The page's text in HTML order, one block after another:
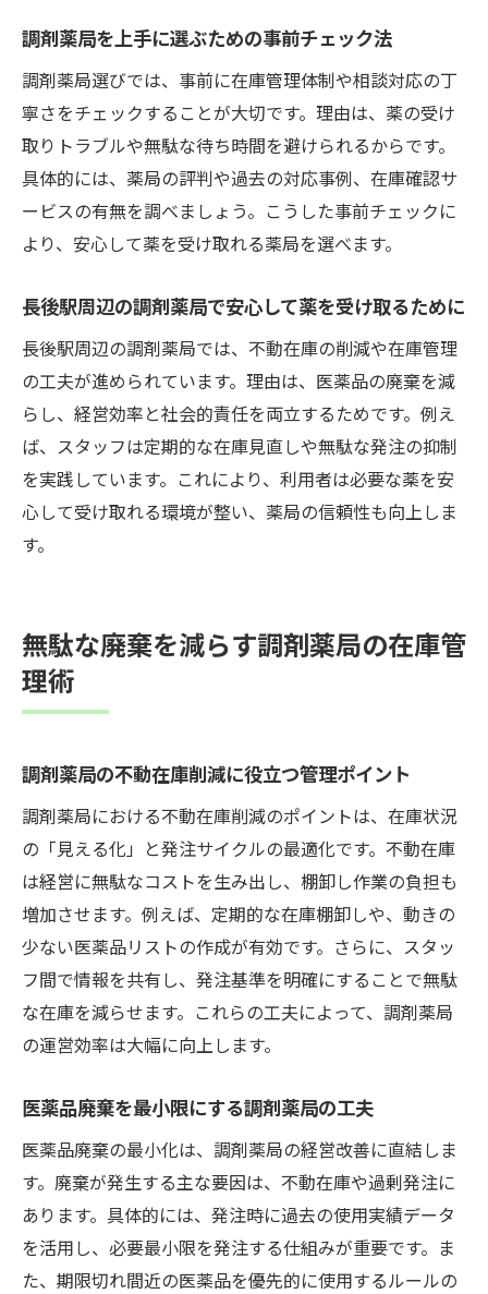
調剤薬局を上手に選ぶための事前チェック法
調剤薬局選びでは、事前に在庫管理体制や相談対応の丁
寧さをチェックすることが大切です。理由は、薬の受け
取りトラブルや無駄な待ち時間を避けられるからです。
具体的には、薬局の評判や過去の対応事例、在庫確認サ
ービスの有無を調べましょう。こうした事前チェックに
より、安心して薬を受け取れる薬局を選べます。
長後駅周辺の調剤薬局で安心して薬を受け取るために
長後駅周辺の調剤薬局では、不動在庫の削減や在庫管理
の工夫が進められています。理由は、医薬品の廃棄を減
らし、経営効率と社会的責任を両立するためです。例え
ば、スタッフは定期的な在庫見直しや無駄な発注の抑制
を実践しています。これにより、利用者は必要な薬を安
心して受け取れる環境が整い、薬局の信頼性も向上しま
す。
無駄な廃棄を減らす調剤薬局の在庫管
理術
調剤薬局の不動在庫削減に役立つ管理ポイント
調剤薬局における不動在庫削減のポイントは、在庫状況
の「見える化」と発注サイクルの最適化です。不動在庫
は経営に無駄なコストを生み出し、棚卸し作業の負担も
増加させます。例えば、定期的な在庫棚卸しや、動きの
少ない医薬品リストの作成が有効です。さらに、スタッ
フ間で情報を共有し、発注基準を明確にすることで無駄
な在庫を減らせます。これらの工夫によって、調剤薬局
の運営効率は大幅に向上します。
医薬品廃棄を最小限にする調剤薬局の工夫
医薬品廃棄の最小化は、調剤薬局の経営改善に直結しま
す。廃棄が発生する主な要因は、不動在庫や過剰発注に
あります。具体的には、発注時に過去の使用実績データ
を活用し、必要最小限を発注する仕組みが重要です。ま
た、期限切れ間近の医薬品を優先的に使用するルールの